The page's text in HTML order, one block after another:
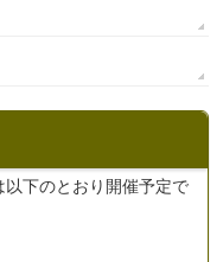
下のとおり開催予定で